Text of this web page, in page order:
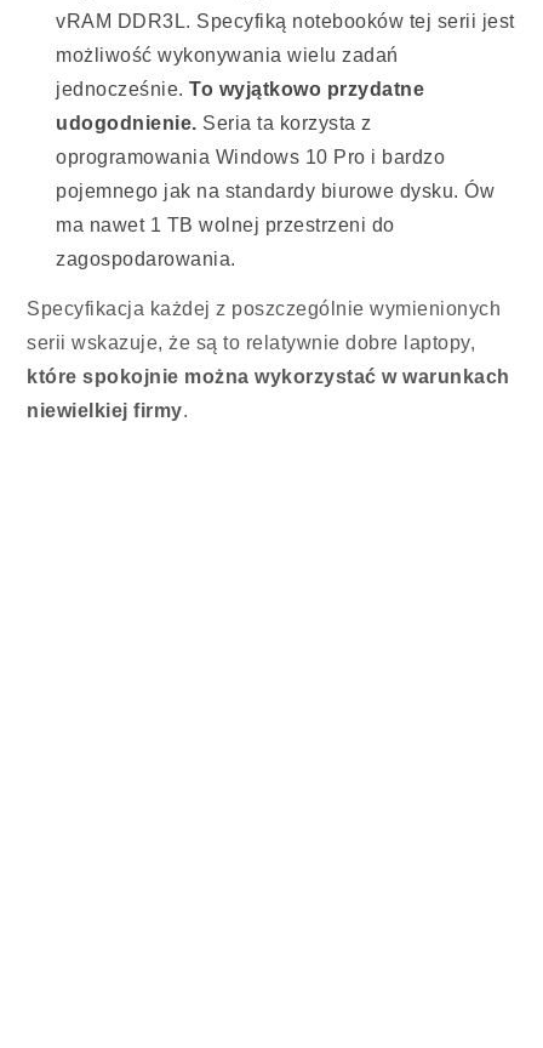
vRAM DDR3L. Specyfiką notebooków tej serii jest
możliwość wykonywania wielu zadań
jednocześnie.To wyjątkowo przydatne
udogodnienie. Seria ta korzysta z
oprogramowania Windows 10 Pro i bardzo
pojemnego jak na standardy biurowe dysku. Ów
ma nawet 1 TB wolnej przestrzeni do
zagospodarowania.
Specyfikacja każdej z poszczególnie wymienionych
serii wskazuje, że są to relatywnie dobre laptopy,
które spokojnie można wykorzystać w warunkach
niewielkiej firmy.